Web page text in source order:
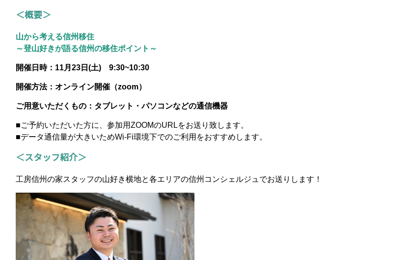
＜概要＞
山から考える信州移住
～登山好きが語る信州の移住ポイント～
開催日時：11月23 日(土) 9:30~10:30
開催方法：オンライン開催（zoom）
ご用意いただくもの：タブレット・パソコンなどの通信機器
■ご予約いただいた方に、参加用ZOOMのURLをお送り致します。
■データ通信量が大きいためWi-Fi環境下でのご利用をおすすめします。
＜スタッフ紹介＞
工房信州の家スタッフの山好き横地と各エリアの信州コンシェルジュでお送りします！